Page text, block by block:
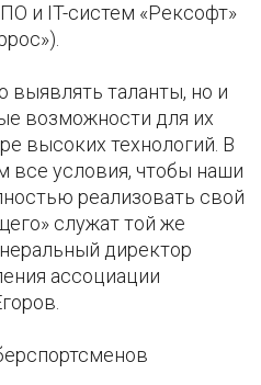
и IT-систем «Рексофт»
выявлять таланты, но и
возможности для их
высоких технологий. В
все условия, чтобы наши
реализовать свой
служат той же
директор
ассоциации